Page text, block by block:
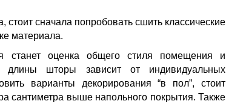
сначала попробовать сшить классические
материала.
оценка общего стиля помещения и
шторы зависит от индивидуальных
варианты декорирования “в пол”, стоит
сантиметра выше напольного покрытия. Также